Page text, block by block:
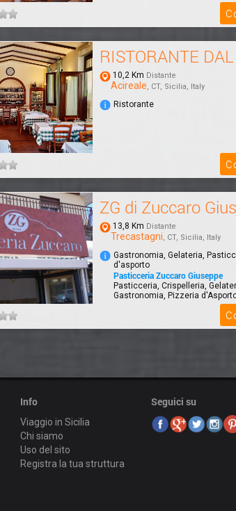
RISTORANTE
10,2 Km Distante
Acireale, CT, Sicilia, Italy
Ristorante
ZG di Zuccaro
13,8 Km Distante
Trecastagni, CT, Sicilia, Italy
Gastronomia, Gelateria,
d'asporto
Pasticceria Zuccaro Giuseppe
Pasticceria, Crispelleria,
Gastronomia, Pizzeria
Info
Viaggio in Sicilia
Chi siamo
Uso del sito
Registra la tua struttura
Seguici su